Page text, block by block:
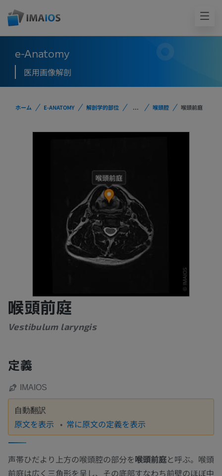
e-Anatomy
医用画像解剖
ホーム E-ANATOMY 解剖学的部位 ... 喉頭腔 喉頭前庭
喉頭前庭
Vestibulum laryngis
定義
IMAIOS
自動翻訳
原文を表示 常に原文の定義を表示
声帯ひだより上方の喉頭腔の部分を喉頭前庭と呼ぶ。喉頭
前庭は広く三角形を呈し、その底部すなわち前壁のほぼ中